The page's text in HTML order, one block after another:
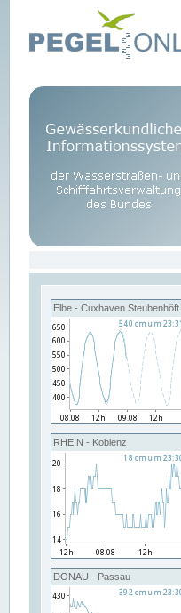
Elbe - Cuxhaven Steubenhöft
RHEIN - Koblenz
DONAU - Passau